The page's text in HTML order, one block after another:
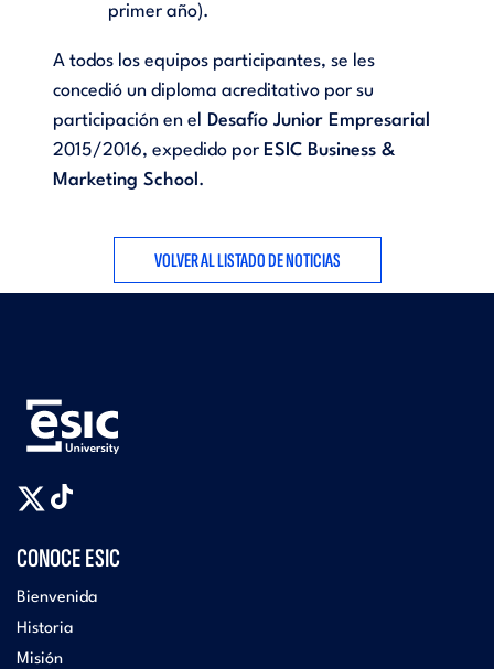
primer año).
A todos los equipos participantes, se les
concedió un diploma acreditativo por su
participación en el
Desafío Junior Empresarial
2015/2016, expedido por ESIC Business &
Marketing School .
VOLVER AL LISTADO DE NOTICIAS
CONOCE ESIC
Bienvenida
Historia
Misión